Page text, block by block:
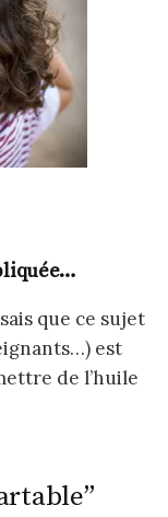
que ce sujet
est
de l’huile